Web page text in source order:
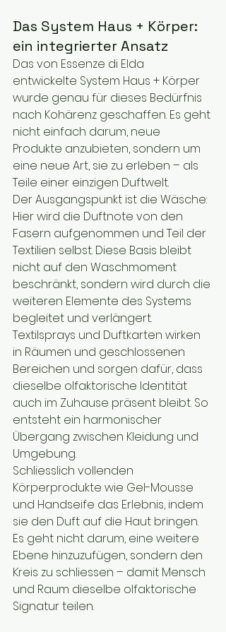
Das System Haus + Körper:
ein integrierter Ansatz
Das von Essenze di Elda
entwickelte System Haus + Körper
wurde genau für dieses Bedürfnis
nach Kohärenz geschaffen. Es geht
nicht einfach darum, neue
Produkte anzubieten, sondern um
eine neue Art, sie zu erleben – als
Teile einer einzigen Duftwelt.
Der Ausgangspunkt ist die Wäsche:
Hier wird die Duftnote von den
Fasern aufgenommen und Teil der
Textilien selbst. Diese Basis bleibt
nicht auf den Waschmoment
beschränkt, sondern wird durch die
weiteren Elemente des Systems
begleitet und verlängert.
Textilsprays und Duftkarten wirken
in Räumen und geschlossenen
Bereichen und sorgen dafür, dass
dieselbe olfaktorische Identität
auch im Zuhause präsent bleibt. So
entsteht ein harmonischer
Übergang zwischen Kleidung und
Umgebung.
Schliesslich vollenden
Körperprodukte wie Gel-Mousse
und Handseife das Erlebnis, indem
sie den Duft auf die Haut bringen.
Es geht nicht darum, eine weitere
Ebene hinzuzufügen, sondern den
Kreis zu schliessen – damit Mensch
und Raum dieselbe olfaktorische
Signatur teilen.